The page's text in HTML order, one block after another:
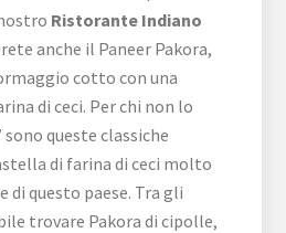
Ristorante Indiano
anche il Paneer Pakora,
cotto con una
di ceci. Per chi non lo
sono queste classiche
di farina di ceci molto
questo paese. Tra gli
trovare Pakora di cipolle,